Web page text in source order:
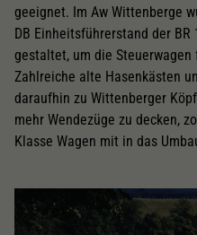
geeignet. Im Aw Wittenberge
DB Einheitsführerstand der
gestaltet, um die
Zahlreiche alte Hasenkästen
daraufhin zu Wittenberger
mehr Wendezüge zu decken,
Klasse Wagen mit in das